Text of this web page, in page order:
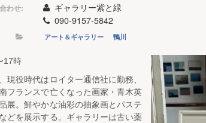
わせ:
ギャラリー紫と緑
090-9157-5842
アート＆ギャラリー 鴨川
17時
現役時代はロイター通信社に勤務、
フランスで亡くなった画家・青木英
展。鮮やかな油彩の抽象画とパステ
どを展示する。ギャラリーは古い薬